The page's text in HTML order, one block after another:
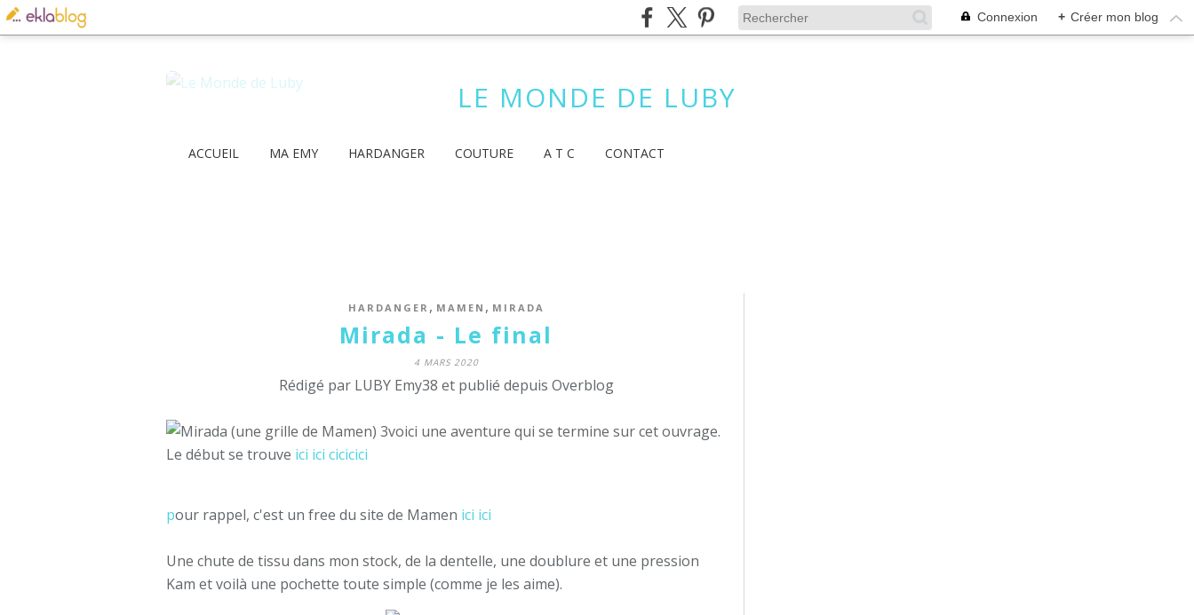
Connexion + Créer mon blog
LE MONDE DE LUBY
ACCUEIL MA EMY HARDANGER COUTURE A T C CONTACT
HARDANGER , MAMEN , MIRADA
Mirada - Le final
4 MARS 2020
Rédigé par LUBY Emy38 et publié depuis Overblog
voici une aventure qui se termine sur cet ouvrage.
Le début se trouve ici ici cicicici
pour rappel, c'est un free du site de Mamen ici ici
Une chute de tissu dans mon stock, de la dentelle, une doublure et une pression
Kam et voilà une pochette toute simple (comme je les aime).